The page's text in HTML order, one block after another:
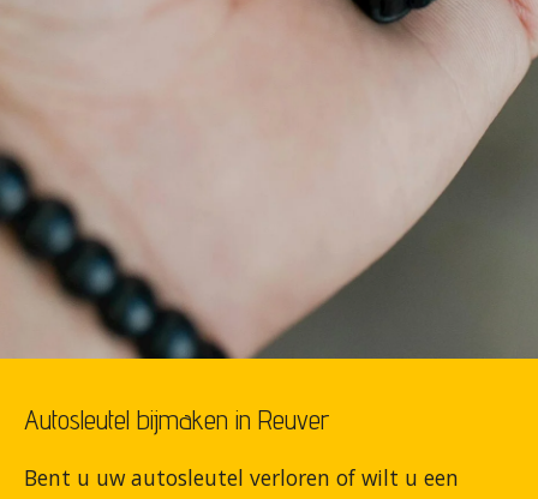
Autosleutel bijmaken in Reuver
Bent u uw autosleutel verloren of wilt u een